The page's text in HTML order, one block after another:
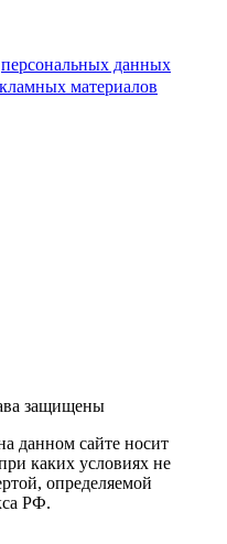
персональных данных
материалов
защищены
данном сайте носит
каких условиях не
определяемой
РФ.